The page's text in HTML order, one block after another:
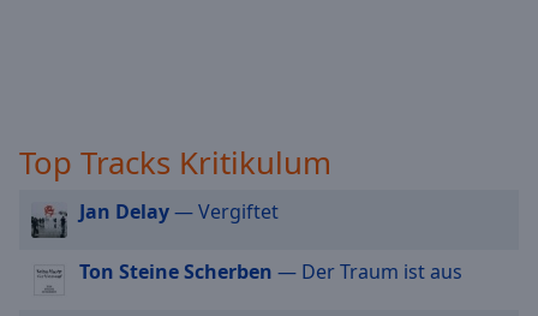
This
modal
Top Tracks Kritikulum
Jan Delay— Vergiftet
Ton Steine Scherben — Der Traum ist aus